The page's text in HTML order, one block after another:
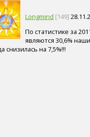
Longmind [149]
По статистике за
являются 30,6%
снизилась на 7,5%!!!